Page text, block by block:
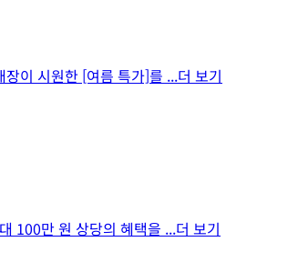
이 시원한 [여름 특가]를 ...더 보기
100만 원 상당의 혜택을 ...더 보기